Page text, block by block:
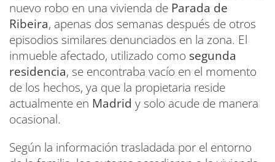
nuevo robo en una vivienda de Parada de
Ribeira, apenas dos semanas después de otros
episodios similares denunciados en la zona. El
inmueble afectado, utilizado como segunda
residencia, se encontraba vacío en el momento
de los hechos, ya que la propietaria reside
actualmente en Madrid y solo acude de manera
ocasional.
Según la información trasladada por el entorno